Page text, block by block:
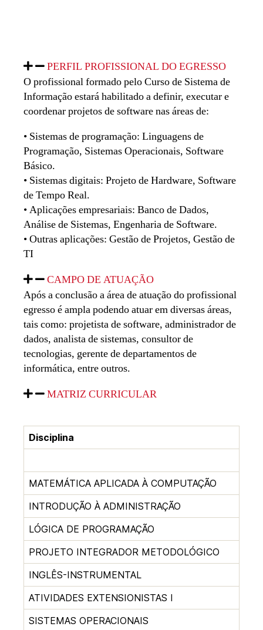
PERFIL PROFISSIONAL DO EGRESSO
O profissional formado pelo Curso de Sistema de
Informação estará habilitado a definir, executar e
coordenar projetos de software nas áreas de:
• Sistemas de programação: Linguagens de
Programação, Sistemas Operacionais, Software
Básico.
• Sistemas digitais: Projeto de Hardware, Software
de Tempo Real.
• Aplicações empresariais: Banco de Dados,
Análise de Sistemas, Engenharia de Software.
• Outras aplicações: Gestão de Projetos, Gestão de
TI
CAMPO DE ATUAÇÃO
Após a conclusão a área de atuação do profissional
egresso é ampla podendo atuar em diversas áreas,
tais como: projetista de software, administrador de
dados, analista de sistemas, consultor de
tecnologias, gerente de departamentos de
informática, entre outros.
MATRIZ CURRICULAR
Disciplina
MATEMÁTICA APLICADA À COMPUTAÇÃO
INTRODUÇÃO À ADMINISTRAÇÃO
LÓGICA DE PROGRAMAÇÃO
PROJETO INTEGRADOR METODOLÓGICO
INGLÊS-INSTRUMENTAL
ATIVIDADES EXTENSIONISTAS I
SISTEMAS OPERACIONAIS